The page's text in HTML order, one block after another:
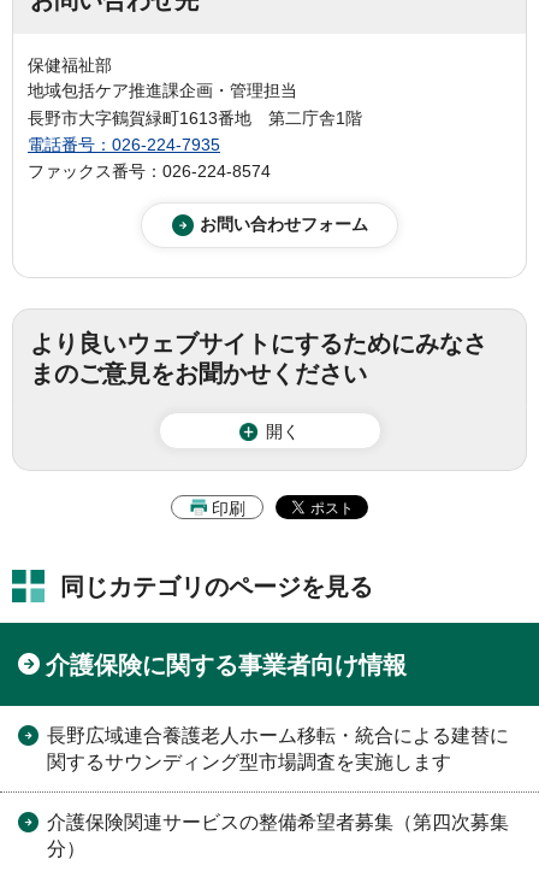
保健福祉部
地域包括ケア推進課企画・管理担当
長野市大字鶴賀緑町1613番地 第二庁舎1階
電話番号：026-224-7935
ファックス番号：026-224-8574
より良いウェブサイトにするためにみなさ
まのご意見をお聞かせください
開く
印刷
同じカテゴリのページを見る
介護保険に関する事業者向け情報
長野広域連合養護老人ホーム移転・統合による建替に
関するサウンディング型市場調査を実施します
介護保険関連サービスの整備希望者募集（第四次募集
分）